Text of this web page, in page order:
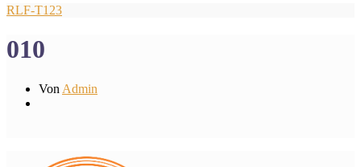
RLF-T123
010
Von Admin